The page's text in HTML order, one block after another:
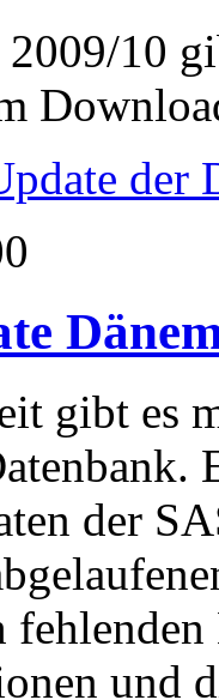
10
der
gibt es
der
und